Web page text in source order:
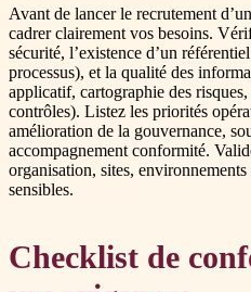
Avant de lancer le recrutement
cadrer clairement vos besoins.
sécurité, l’existence d’un
processus), et la qualité des
applicatif, cartographie des
contrôles). Listez les priorités
amélioration de la gouvernance,
accompagnement conformité.
organisation, sites,
sensibles.
Checklist de